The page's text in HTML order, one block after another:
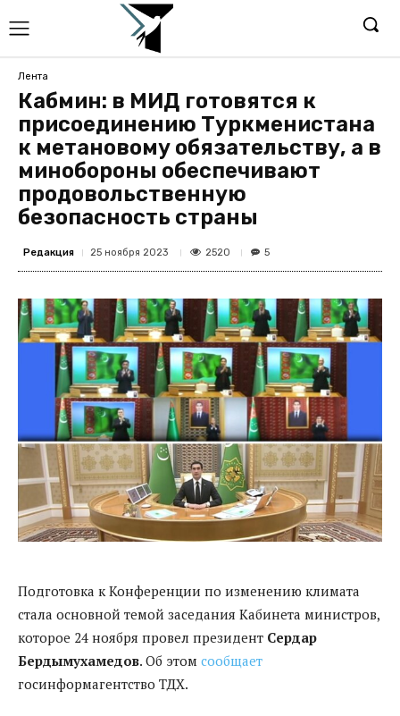
Лента
Кабмин: в МИД готовятся к
присоединению Туркменистана
к метановому обязательству, а в
минобороны обеспечивают
продовольственную
безопасность страны
Редакция 25 ноября 2023 2520 5
Подготовка к Конференции по изменению климата
стала основной темой заседания Кабинета министров,
которое 24 ноября провел президент Сердар
Бердымухамедов. Об этом сообщает
госинформагентство ТДХ.